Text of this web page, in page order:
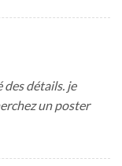
détails. je
un poster